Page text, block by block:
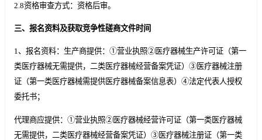
2.8资格审查方式：资格后审。
三、 报名资料及获取竞争性磋商文件时间
1、报名资料：生产商提供：①营业执照②医疗器械生产许可证（第一
类医疗器械无需提供，二类医疗器械经营备案凭证）③医疗器械注册
证（第一类医疗器械需提供医疗器械备案信息表）④法定代表人授权
委托书；
代理商应提供：①营业执照②医疗器械经营许可证（第一类医疗器械
无需提供，二类医疗器械经营备案凭证）③医疗器械注册证（第一类